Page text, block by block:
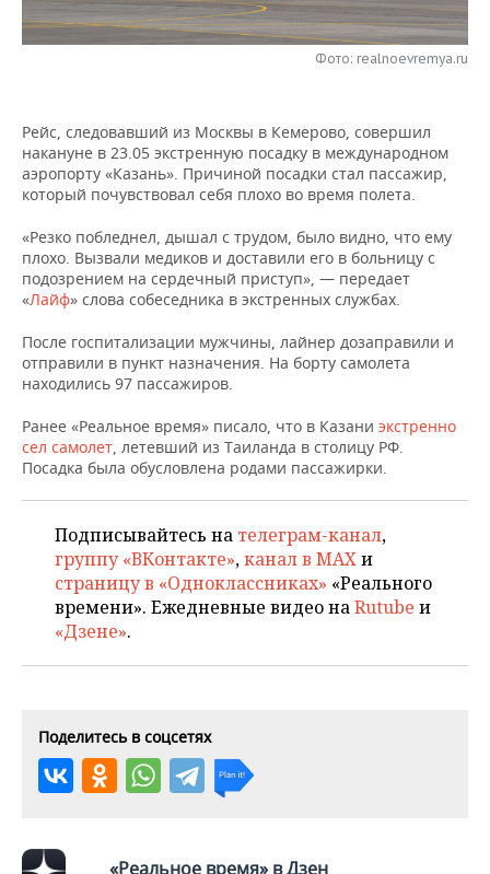
НЕФТЕХИМИЯ
ЭНЕРГЕТИКА
РОЗНИЧНАЯ ТОРГОВЛЯ
УСЛУГИ
НОВОСТИ ТЕХНОЛОГИЙ
МЕДИА
ТЕЛЕКОММУНИКАЦИИ
МЕРОПРИЯТИЯ
ВЫЕЗДНАЯ РЕДАКЦИЯ
БИЗНЕС-БРАНЧИ
ONLINE-КОНФЕРЕНЦИИ
ОТКРЫТАЯ ЛЕКЦИЯ
НОВОСТИ СПОРТА
ФУТБОЛ
ХОККЕЙ
БАСКЕТБОЛ
ВОЛЕЙБОЛ
КИБЕРСПОРТ
ФИГУРНОЕ КАТАНИЕ
ХОККЕЙ С МЯЧОМ
ОБЩЕСТВО
НОВОСТИ ОБЩЕСТВА
ВЛАСТЬ
ИНФРАСТРУКТУРА
ИСТОРИЯ
КУЛЬТУРА
МЕДИЦИНА
ПРОИСШЕСТВИЯ
ФОТОГАЛЕРЕЯ
СЮЖЕТЫ
СПРАВОЧНИК
СПИСОК ПЕРСОН
СПИСОК КОМПАНИЙ
ПОЛНАЯ ВЕРСИЯ
Фото: realnoevremya.ru
Рейс, следовавший из Москвы в Кемерово, совершил
накануне в 23.05 экстренную посадку в международном
аэропорту «Казань». Причиной посадки стал пассажир,
который почувствовал себя плохо во время полета.
«Резко побледнел, дышал с трудом, было видно, что ему
плохо. Вызвали медиков и доставили его в больницу с
подозрением на сердечный приступ», — передает
«Лайф» слова собеседника в экстренных службах.
После госпитализации мужчины, лайнер дозаправили и
отправили в пункт назначения. На борту самолета
находились 97 пассажиров.
Ранее «Реальное время» писало, что в Казани экстренно
сел самолет, летевший из Таиланда в столицу РФ.
Посадка была обусловлена родами пассажирки.
Подписывайтесь на телеграм-канал,
группу «ВКонтакте»,канал в MAXи
страницу в «Одноклассниках» «Реального
времени». Ежедневные видео наRutube и
«Дзене».
Поделитесь в соцсетях
«Реальное время» в Дзен